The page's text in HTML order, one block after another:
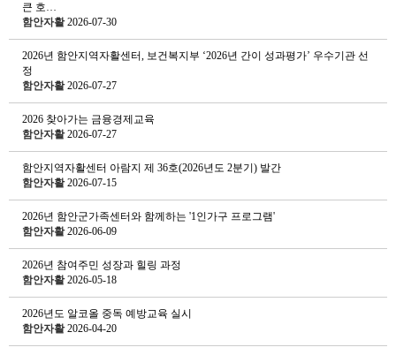
큰 호…
함안자활 2026-07-30
2026년 함안지역자활센터, 보건복지부 ‘2026년 간이 성과평가’ 우수기관 선
정
함안자활 2026-07-27
2026 찾아가는 금융경제교육
함안자활 2026-07-27
함안지역자활센터 아람지 제 36호(2026년도 2분기) 발간
함안자활 2026-07-15
2026년 함안군가족센터와 함께하는 '1인가구 프로그램'
함안자활 2026-06-09
2026년 참여주민 성장과 힐링 과정
함안자활 2026-05-18
2026년도 알코올 중독 예방교육 실시
함안자활 2026-04-20